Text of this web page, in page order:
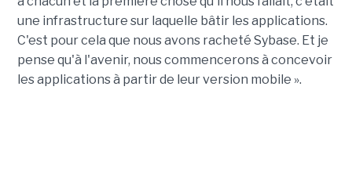
une infrastructure sur laquelle bâtir les applications.
C'est pour cela que nous avons racheté Sybase. Et je
pense qu'à l'avenir, nous commencerons à concevoir
les applications à partir de leur version mobile ».